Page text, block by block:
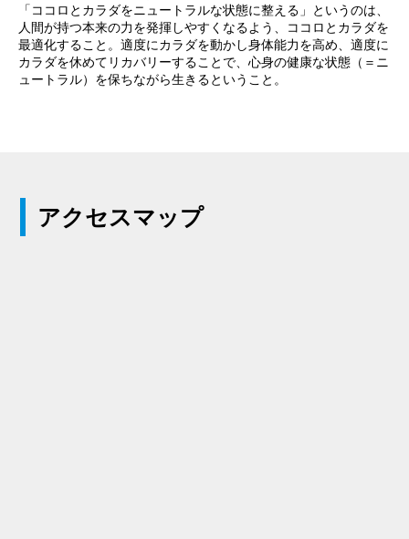
「ココロとカラダをニュートラルな状態に整える」というのは、
人間が持つ本来の力を発揮しやすくなるよう、ココロとカラダを
最適化すること。適度にカラダを動かし身体能力を高め、適度に
カラダを休めてリカバリーすることで、心身の健康な状態（＝ニ
ュートラル）を保ちながら生きるということ。
アクセスマップ